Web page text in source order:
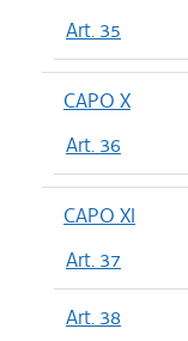
Art. 35
CAPO X
Art. 36
CAPO XI
Art. 37
Art. 38